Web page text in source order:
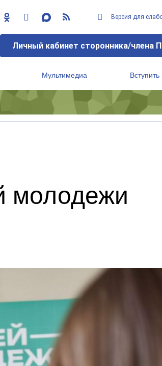
Версия для
Личный кабинет сторонника/члена
Мультимедиа
молодежи